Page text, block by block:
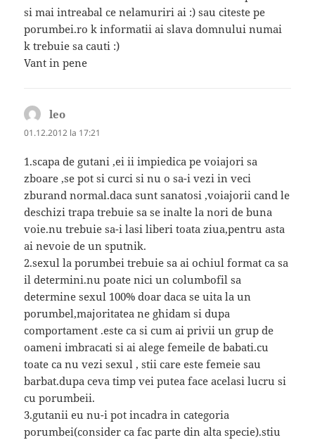
si mai intreabal ce nelamuriri ai :) sau citeste pe
porumbei.ro k informatii ai slava domnului numai
k trebuie sa cauti :)
Vant in pene
leo
01.12.2012 la 17:21
1.scapa de gutani ,ei ii impiedica pe voiajori sa
zboare ,se pot si curci si nu o sa-i vezi in veci
zburand normal.daca sunt sanatosi ,voiajorii cand le
deschizi trapa trebuie sa se inalte la nori de buna
voie.nu trebuie sa-i lasi liberi toata ziua,pentru asta
ai nevoie de un sputnik.
2.sexul la porumbei trebuie sa ai ochiul format ca sa
il determini.nu poate nici un columbofil sa
determine sexul 100% doar daca se uita la un
porumbel,majoritatea ne ghidam si dupa
comportament .este ca si cum ai privii un grup de
oameni imbracati si ai alege femeile de babati.cu
toate ca nu vezi sexul , stii care este femeie sau
barbat.dupa ceva timp vei putea face acelasi lucru si
cu porumbeii.
3.gutanii eu nu-i pot incadra in categoria
porumbei(consider ca fac parte din alta specie).stiu